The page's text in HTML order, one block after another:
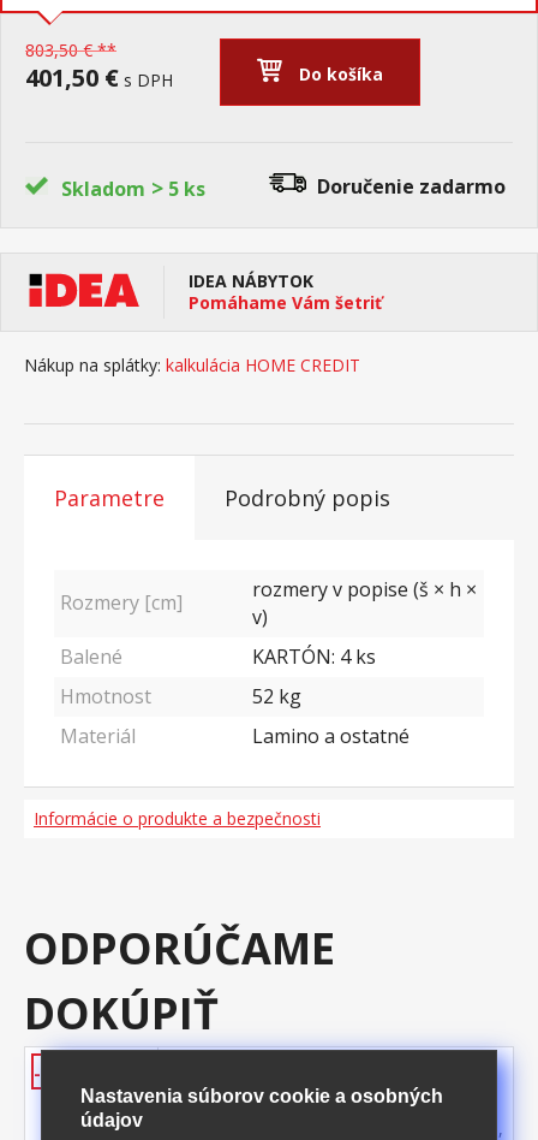
803,50 € **
401,50 € s DPH Do košíka
Skladom > 5 ks Doručenie zadarmo
IDEA NÁBYTOK
Pomáhame Vám šetriť
Nákup na splátky: kalkulácia HOME CREDIT
Parametre Podrobný popis
Rozmery [cm]
rozmery v popise (š × h ×
v)
Balené
KARTÓN: 4 ks
Hmotnost
52 kg
Materiál
Lamino a ostatné
Informácie o produkte a bezpečnosti
ODPORÚČAME
DOKÚPIŤ
-54%
hnedé mikrovlákno
poťah brúsená koža – imitácia mikrovlákno,
Nastavenia súborov cookie a osobných
údajov